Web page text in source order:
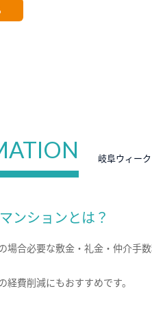
岐阜ウィー
ンションとは？
場合必要な敷金・礼金・仲介手
経費削減にもおすすめです。